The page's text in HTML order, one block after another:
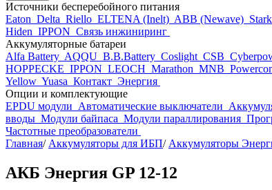
Источники бесперебойного питания
Eaton Delta Riello ELTENA (Inelt) ABB (Newave) Stark
Hiden IPPON Связь инжиниринг
Аккумуляторные батареи
Alfa Battery AQQU B.B.Battery Coslight CSB
HOPPECKE IPPON LEOCH Marathon MNB
Yellow Yuasa Контакт Энергия
Опции и комплектующие
EPDU модули Автоматические выключатели
вводы Модули байпаса Модули параллирования
Частотные преобразователи
Главная/ Аккумуляторы для ИБП/ Аккумуляторы
АКБ Энергия GP 12-12